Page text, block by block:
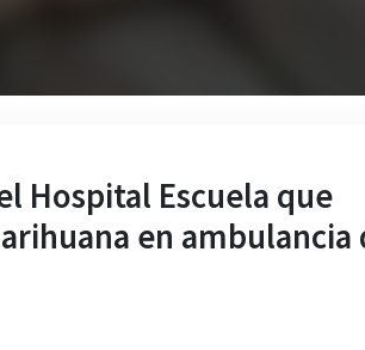
Hospital Escuela que
en ambulancia